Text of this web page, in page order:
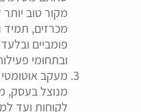
מקור טוב
מכרזים, תמיד
פומביים
ובתחומי
מעקב
מנוצל בעסק,
לקוחות ועד